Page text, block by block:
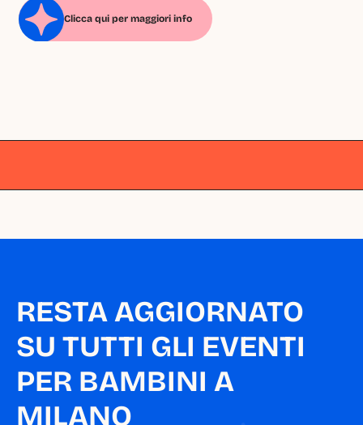
Clicca qui per maggiori info
RESTA AGGIORNATO
SU TUTTI GLI EVENTI
PER BAMBINI A
MILANO